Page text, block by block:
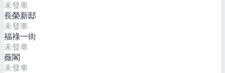
未發車
長榮新邸
未發車
福祿一街
未發車
薇閣
未發車